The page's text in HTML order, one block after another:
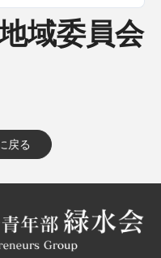
域委員会
戻る